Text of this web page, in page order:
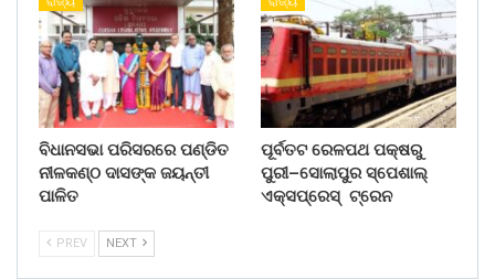
ବିଧାନସଭା ପରିସରରେ ପଣ୍ଡିତ
ନୀଳକଣ୍ଠ ଦାସଙ୍କ ଜୟନ୍ତୀ
ପାଳିତ
ପୂର୍ବତଟ ରେଳପଥ ପକ୍ଷରୁ
ପୁରୀ–ସୋଲାପୁର ସ୍ପେଶାଲ୍
ଏକ୍ସପ୍ରେସ୍ ଟ୍ରେନ
PREV NEXT